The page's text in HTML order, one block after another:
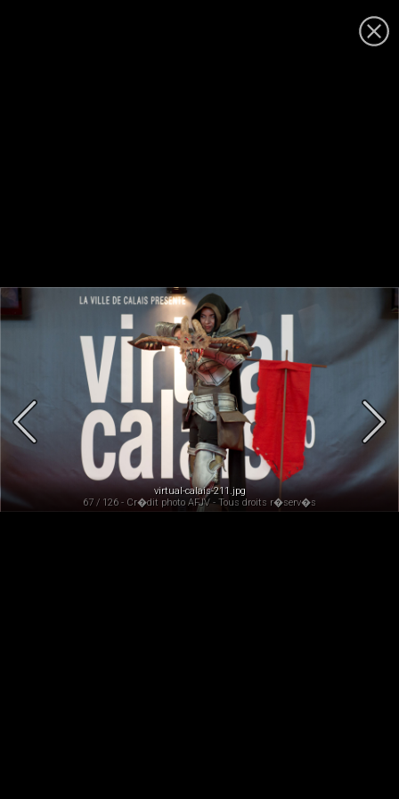
virtual-calais-211.jpg
67 / 126 - Cr�dit photo AFJV - Tous droits r�serv�s